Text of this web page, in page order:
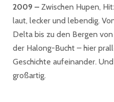
2009 – Zwischen Hupen,
laut, lecker und lebendig.
Delta bis zu den Bergen
der Halong-Bucht – hier
Geschichte aufeinander.
großartig.